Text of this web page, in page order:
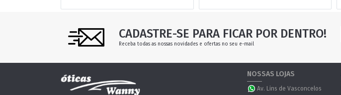
CADASTRE-SE PARA FICAR POR DENTRO!
Receba todas as nossas novidades e ofertas no seu e-mail
NOSSAS LOJAS
Av. Lins de Vasconcelos